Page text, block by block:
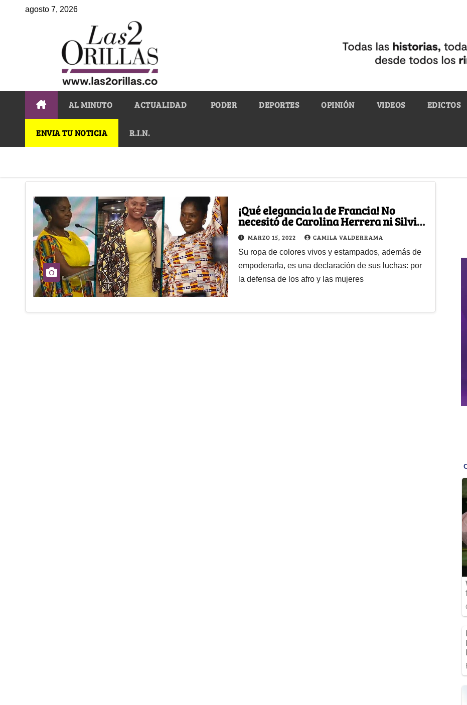
agosto 7, 2026
AL MINUTO ACTUALIDAD PODER DEPORTES OPINIÓN VIDEOS EDICTOS
ENVIA TU NOTICIA R.I.N.
¡Qué elegancia la de Francia! No
necesitó de Carolina Herrera ni Silvia
Tcherassi para deslumbrar
MARZO 15, 2022 CAMILA VALDERRAMA
Su ropa de colores vivos y estampados, además de
empoderarla, es una declaración de sus luchas: por
la defensa de los afro y las mujeres